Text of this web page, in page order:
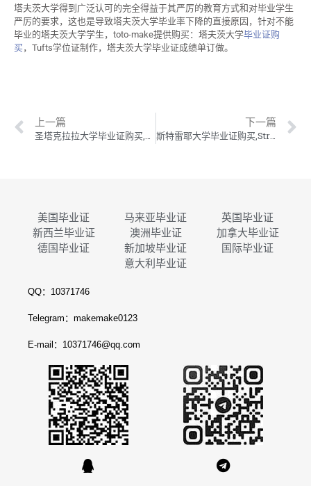
塔夫茨大学得到广泛认可的完全得益于其严厉的教育方式和对毕业学生
严厉的要求，这也是导致塔夫茨大学毕业率下降的直接原因，针对不能
毕业的塔夫茨大学学生，toto-make提供购买：塔夫茨大学毕业证购
买，Tufts学位证制作，塔夫茨大学毕业证成绩单订做。
上一篇
圣塔克拉拉大学毕业证购买,SCU学位证制作,圣塔克拉拉大学毕业证成绩单订做
下一篇
斯特雷耶大学毕业证购买,Strayer学位证制作,斯特雷耶大学毕业证成绩单订做
美国毕业证 马来亚毕业证
英国毕业证
新西兰毕业证
澳洲毕业证
加拿大毕业证
德国毕业证
新加坡毕业证
国际毕业证
意大利毕业证
QQ：10371746
Telegram：makemake0123
E-mail：10371746@qq.com